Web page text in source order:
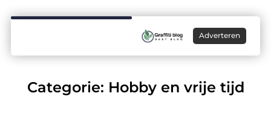
Adverteren
Categorie: Hobby en vrije tijd